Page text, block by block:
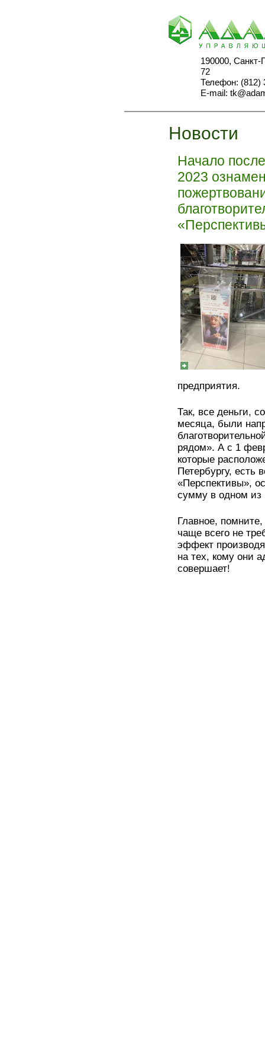
190000, Санкт-
72
Телефон: (812)
E-mail:
Новости
Начало
2023
предприятия.
Так, все деньги,
месяца, были
рядом». А с 1
которые
Петербургу, есть
«Перспективы»,
сумму в одном из
Главное,
чаще всего не
эффект
на тех, кому они
совершает!